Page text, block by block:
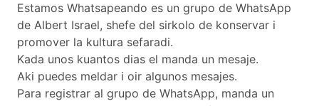
Estamos Whatsapeando es un grupo de WhatsApp
de Albert Israel, shefe del sirkolo de konservar i
promover la kultura sefaradi.
Kada unos kuantos dias el manda un mesaje.
Aki puedes meldar i oir algunos mesajes.
Para registrar al grupo de WhatsApp, manda un